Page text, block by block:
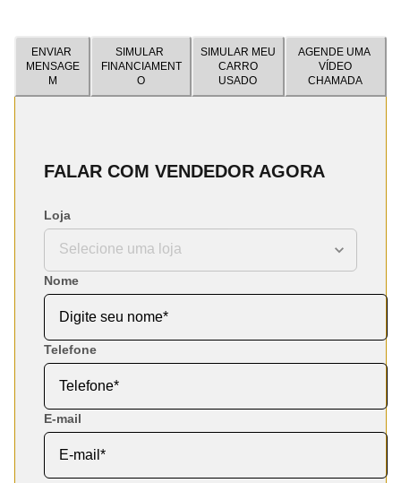
ENVIAR
MENSAGE
M
SIMULAR
FINANCIAMENT
O
SIMULAR MEU
CARRO
USADO
AGENDE UMA
VÍDEO
CHAMADA
FALAR COM VENDEDOR AGORA
Loja
Nome
Telefone
E-mail